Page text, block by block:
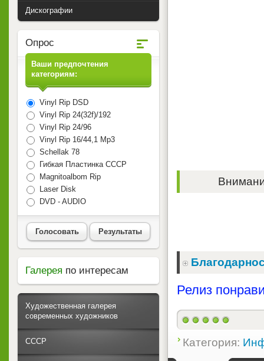
Релиз
Категория:
Дискографии
Опрос
Ваши предпочтения
категориям:
Vinyl Rip DSD
Vinyl Rip 24(32f)/192
Vinyl Rip 24/96
Vinyl Rip 16/44,1 Mp3
Schellak 78
Гибкая Пластинка СССР
Magnitoalbom Rip
Laser Disk
DVD - AUDIO
Голосовать Результаты
Галерея по интересам
Художественная галерея
современных художников
СССР